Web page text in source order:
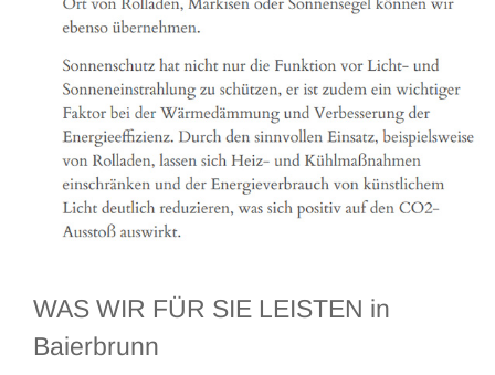
WAS WIR FÜR SIE LEISTEN in
Baierbrunn